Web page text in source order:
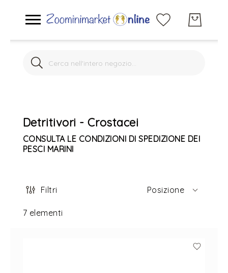
Search
Acquario marino
Laghetto
Detritivori - Crostacei
CONSULTA LE CONDIZIONI DI SPEDIZIONE DEI
PESCI MARINI
7 elementi
Filtri Posizione